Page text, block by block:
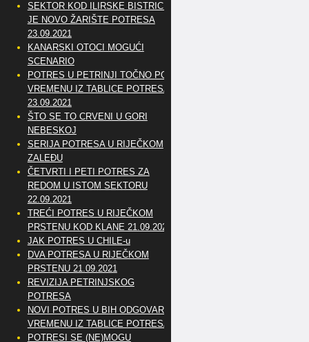
SEKTOR KOD ILIRSKE BISTRICE
JE NOVO ŽARIŠTE POTRESA
23.09.2021
KANARSKI OTOCI MOGUĆI
SCENARIO
POTRES U PETRINJI TOČNO PO
VREMENU IZ TABLICE POTRESA
23.09.2021
ŠTO SE TO CRVENI U GORI
NEBESKOJ
SERIJA POTRESA U RIJEČKOM
ZALEĐU
ČETVRTI I PETI POTRES ZA
REDOM U ISTOM SEKTORU
22.09.2021
TREĆI POTRES U RIJEČKOM
PRSTENU KOD KLANE 21.09.2021
JAK POTRES U CHILE-u
DVA POTRESA U RIJEČKOM
PRSTENU 21.09.2021
REVIZIJA PETRINJSKOG
POTRESA
NOVI POTRES U BIH ODGOVARA
VREMENU IZ TABLICE POTRESA
POTRESI SE (NE)MOGU